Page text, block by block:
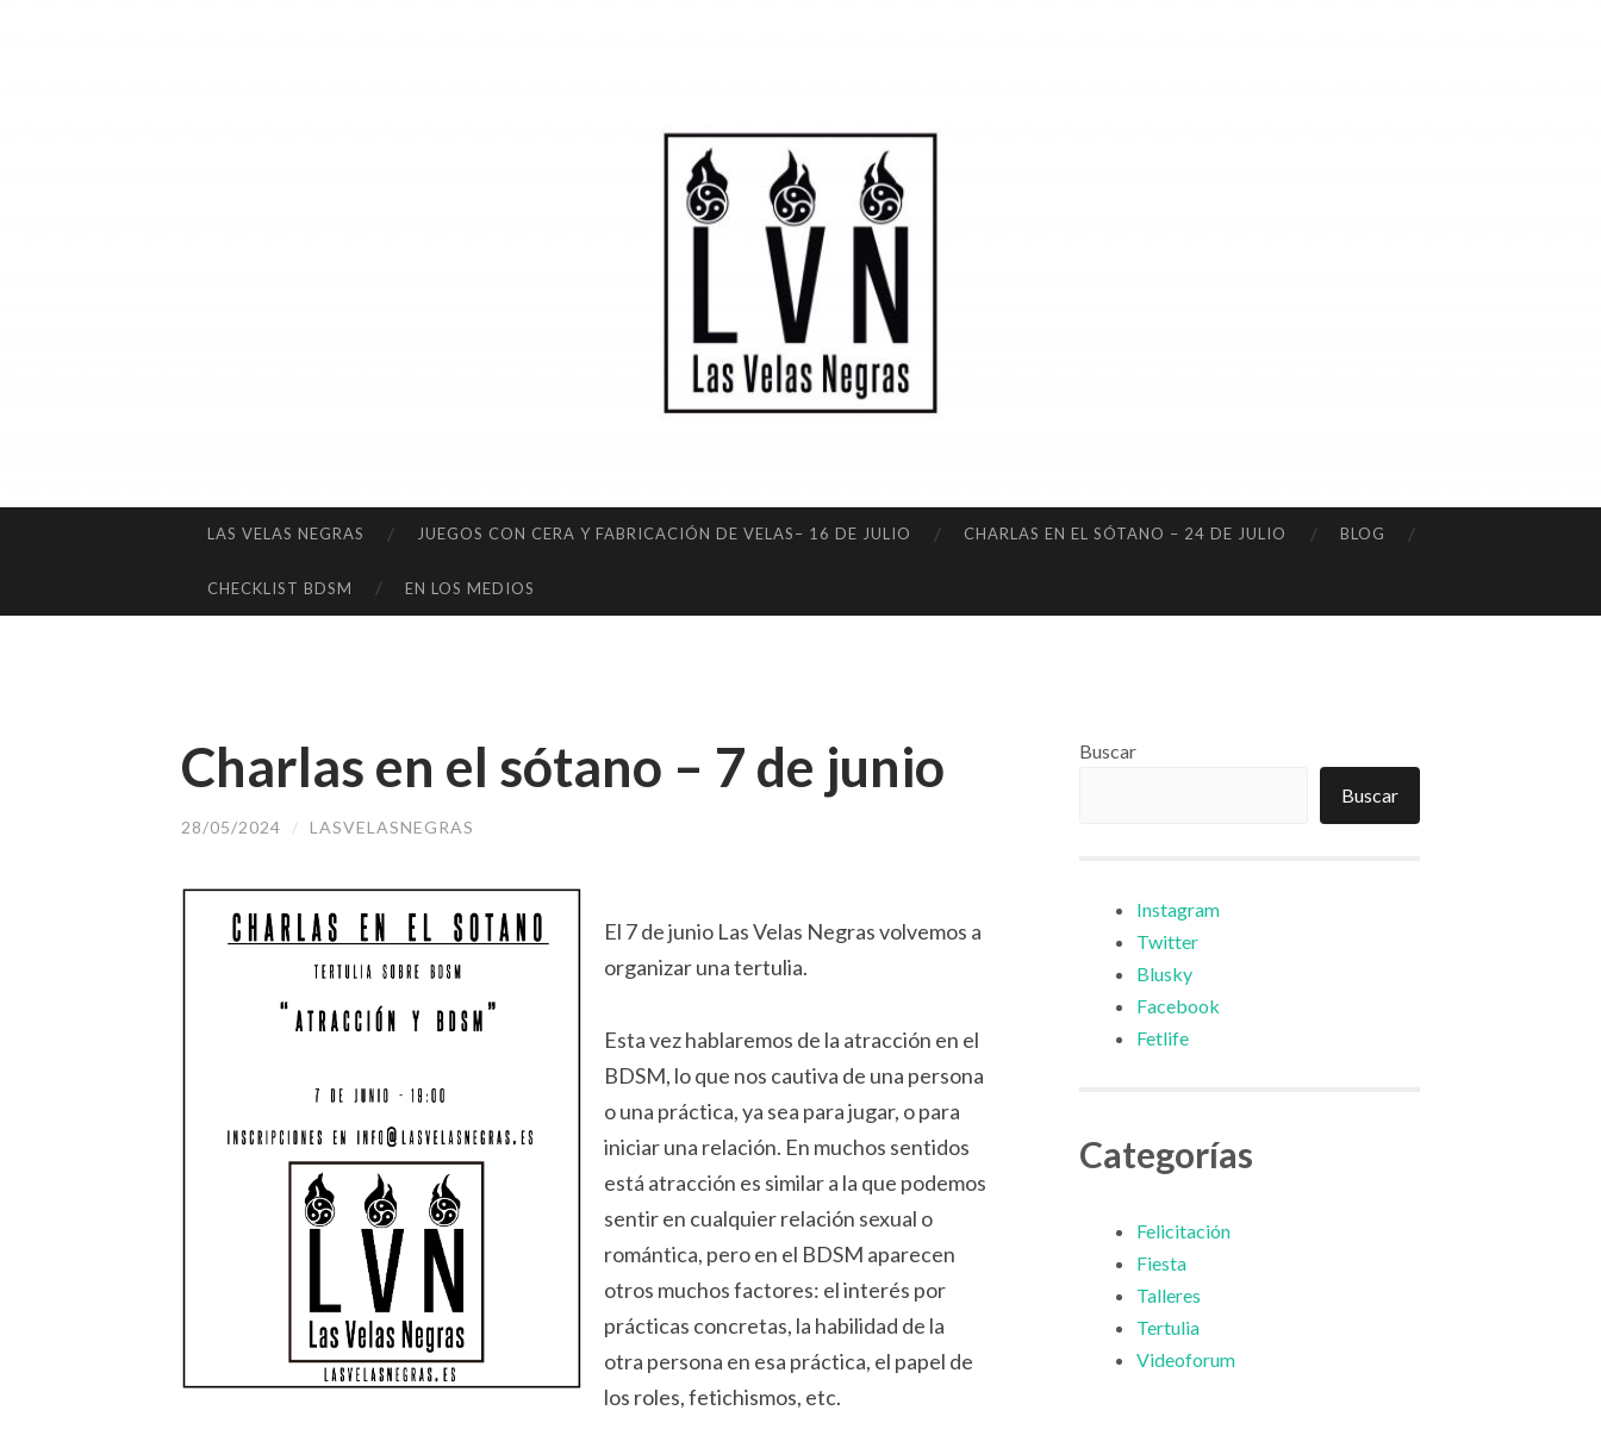
LA
S
VE
LA
NE
LAS VELAS NEGRAS JUEGOS CON CERA Y FABRICACIÓN DE VELAS– 16 DE JULIO CHARLAS EN EL SÓTANO – 24 DE JULIO BLOG
CHECKLIST BDSM EN LOS MEDIOS
Charlas en el sótano – 7 de junio
28/05/2024 / LASVELASNEGRAS
El 7 de junio Las Velas Negras volvemos a
organizar una tertulia.
Esta vez hablaremos de la atracción en el
BDSM, lo que nos cautiva de una persona
o una práctica, ya sea para jugar, o para
iniciar una relación. En muchos sentidos
está atracción es similar a la que podemos
sentir en cualquier relación sexual o
romántica, pero en el BDSM aparecen
otros muchos factores: el interés por
prácticas concretas, la habilidad de la
otra persona en esa práctica, el papel de
los roles, fetichismos, etc.
Buscar
Buscar
Instagram
Twitter
Blusky
Facebook
Fetlife
Categorías
Felicitación
Fiesta
Talleres
Tertulia
Videoforum